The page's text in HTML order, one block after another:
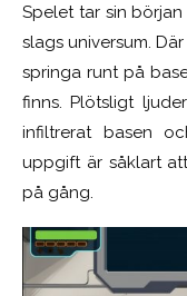
Spelet tar sin
slags universum.
springa runt på
finns. Plötsligt
infiltrerat basen
uppgift är såklart
på gång.